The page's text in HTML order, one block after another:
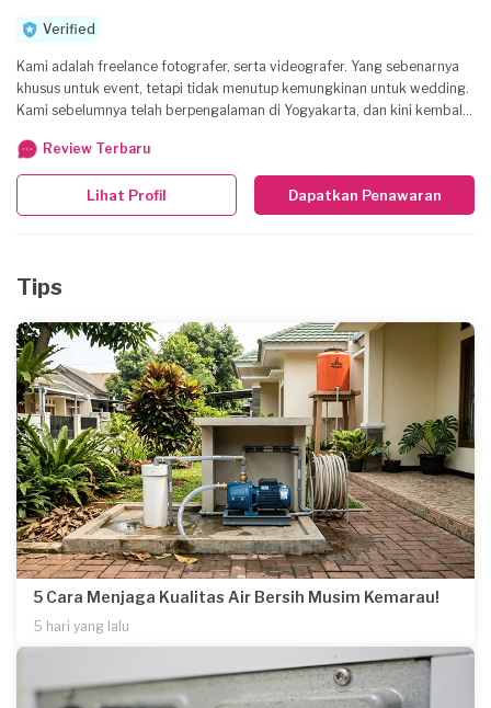
Verified
Kami adalah freelance fotografer, serta videografer. Yang sebenarnya
khusus untuk event, tetapi tidak menutup kemungkinan untuk wedding.
Kami sebelumnya telah berpengalaman di Yogyakarta, dan kini kembali
lain jika kekurangan tenaga professional, dan kami juga menerima client
langsung. Kami memberikan harga terbaik sesuai kualitas, kami akan
bantu memberikan hasil foto dokumentasi, ataupun video yang terbaik.
Ajukan saja penawaran melalui platform sejasa. Soal harga? ajukan saja
Review Terbaru
Dapatkan Penawaran
Lihat Profil
Tips
5 Cara Menjaga Kualitas Air Bersih Musim Kemarau!
5 hari yang lalu